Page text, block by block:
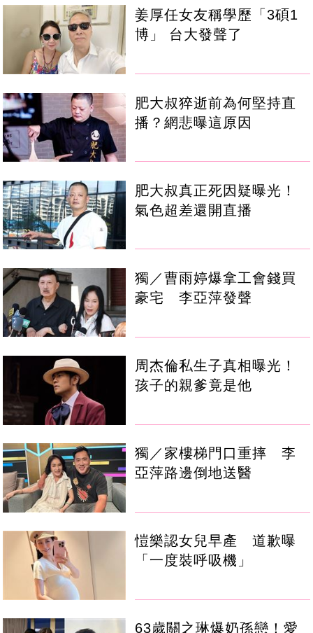
姜厚任女友稱學歷「3碩1
博」 台大發聲了
肥大叔猝逝前為何堅持直
播？網悲曝這原因
肥大叔真正死因疑曝光！
氣色超差還開直播
獨／曹雨婷爆拿工會錢買
豪宅 李亞萍發聲
周杰倫私生子真相曝光！
孩子的親爹竟是他
獨／家樓梯門口重摔 李
亞萍路邊倒地送醫
愷樂認女兒早產 道歉曝
「一度裝呼吸機」
63歲關之琳爆奶孫戀！愛